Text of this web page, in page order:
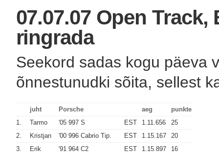
07.07.07 Open
ringrada
Seekord sadas kogu päeva
õnnestunudki sõita, sellest
juht Porsche aeg
punkte
1.
Tarmo '05 997 S EST 1.11.656
25
2.
Kristjan '00 996 Cabrio Tip. EST 1.15.167
20
3.
Erik '91 964 C2 EST 1.15.897
16